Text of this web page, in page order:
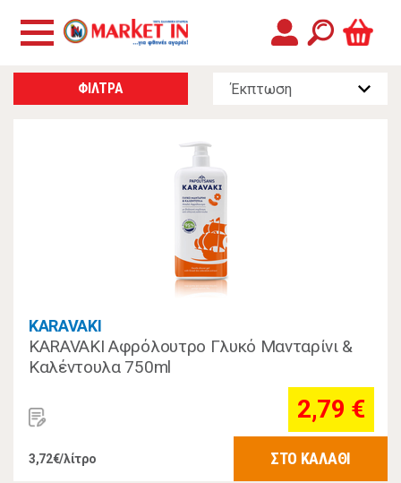
ΦΙΛΤΡΑ
KARAVAKI
KARAVAKI Αφρόλουτρο Γλυκό Μανταρίνι &
Καλέντουλα 750ml
2,79 €
3,72€/λίτρο ΣΤΟ ΚΑΛΑΘΙ